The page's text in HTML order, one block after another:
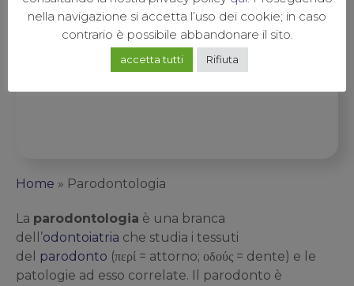
Scopri di più
Home » Parodontologia
La parodontologia è una branca
dell’odontoiatria che studia i tessuti
del parodonto (περί = attorno; οδούς = dente) e le
patologie ad esso correlate. Il parodonto è
nella navigazione si accetta l’uso dei cookie; in caso
contrario è possibile abbandonare il sito.
accetta tutti Rifiuta